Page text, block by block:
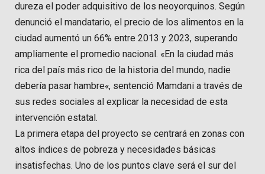
dureza el poder adquisitivo de los neoyorquinos. Según
denunció el mandatario, el precio de los alimentos en la
ciudad aumentó un 66% entre 2013 y 2023, superando
ampliamente el promedio nacional. «En la ciudad más
rica del país más rico de la historia del mundo, nadie
debería pasar hambre«, sentenció Mamdani a través de
sus redes sociales al explicar la necesidad de esta
intervención estatal.
La primera etapa del proyecto se centrará en zonas con
altos índices de pobreza y necesidades básicas
insatisfechas. Uno de los puntos clave será el sur del